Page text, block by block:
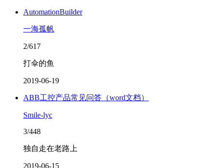
AutomationBuilder
一海孤帆
2/617
打伞的鱼
2019-06-19
ABB工控产品常见问答（word文档）
Smile-lyc
3/448
独自走在老路上
2019-06-15